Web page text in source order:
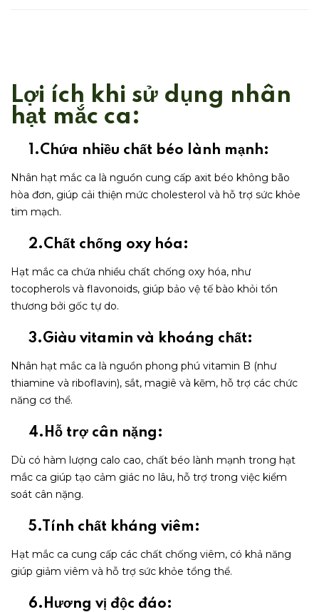
Lợi ích khi sử dụng nhân
hạt mắc ca:
1.Chứa nhiều chất béo lành mạnh:
Nhân hạt mắc ca là nguồn cung cấp axit béo không bão
hòa đơn, giúp cải thiện mức cholesterol và hỗ trợ sức khỏe
tim mạch.
2.Chất chống oxy hóa:
Hạt mắc ca chứa nhiều chất chống oxy hóa, như
tocopherols và flavonoids, giúp bảo vệ tế bào khỏi tổn
thương bởi gốc tự do.
3.Giàu vitamin và khoáng chất:
Nhân hạt mắc ca là nguồn phong phú vitamin B (như
thiamine và riboflavin), sắt, magiê và kẽm, hỗ trợ các chức
năng cơ thể.
4.Hỗ trợ cân nặng:
Dù có hàm lượng calo cao, chất béo lành mạnh trong hạt
mắc ca giúp tạo cảm giác no lâu, hỗ trợ trong việc kiểm
soát cân nặng.
5.Tính chất kháng viêm:
Hạt mắc ca cung cấp các chất chống viêm, có khả năng
giúp giảm viêm và hỗ trợ sức khỏe tổng thể.
6.Hương vị độc đáo: